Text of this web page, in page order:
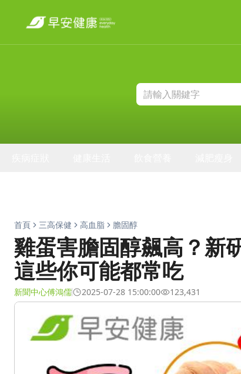
首頁 三高保健 高血脂 膽固醇
雞蛋害膽固醇飆高？新
這些你可能都常吃
新聞中心傅鴻儒 2025-07-28 15:00:00 123,431